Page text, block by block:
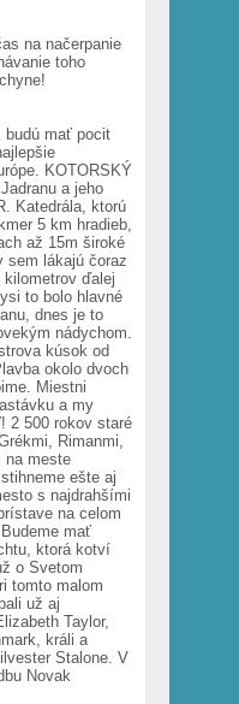
na načerpanie
toho
budú mať pocit
KOTORSKÝ
a jeho
Katedrála, ktorú
5 km hradieb,
až 15m široké
sem lákajú čoraz
ďalej
to bolo hlavné
dnes je to
nádychom.
kúsok od
okolo dvoch
Miestni
a my
2 500 rokov staré
Rimanmi,
na meste
ešte aj
s najdrahšími
na celom
mať
ktorá kotví
o Svetom
tomto malom
už aj
Taylor,
králi a
Stalone. V
Novak